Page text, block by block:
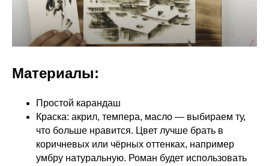
Материалы:
Простой карандаш
Краска: акрил, темпера, масло — выбираем ту,
что больше нравится. Цвет лучше брать в
коричневых или чёрных оттенках, например
умбру натуральную. Роман будет использовать